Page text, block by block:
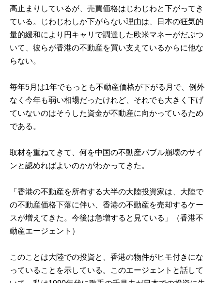
高止まりしているが、売買価格はじわじわと下がってき
ている。じわじわしか下がらない理由は、日本の狂気的
量的緩和により円キャリで調達した欧米マネーがだぶつ
いて、彼らが香港の不動産を買い支えているからに他な
らない。
毎年5月は1年でもっとも不動産価格が下がる月で、例外
なく今年も弱い相場だったけれど、それでも大きく下げ
ていないのはそうした資金が不動産に向かっているため
である。
取材を重ねてきて、何を中国の不動産バブル崩壊のサイ
ンと認めればよいのかがわかってきた。
「香港の不動産を所有する大半の大陸投資家は、大陸で
の不動産価格下落に伴い、香港の不動産を売却するケー
スが増えてきた。今後は急増すると見ている」（香港不
動産エージェント）
このことは大陸での投資と、香港の物件がヒモ付きにな
っていることを示している。このエージェントと話して